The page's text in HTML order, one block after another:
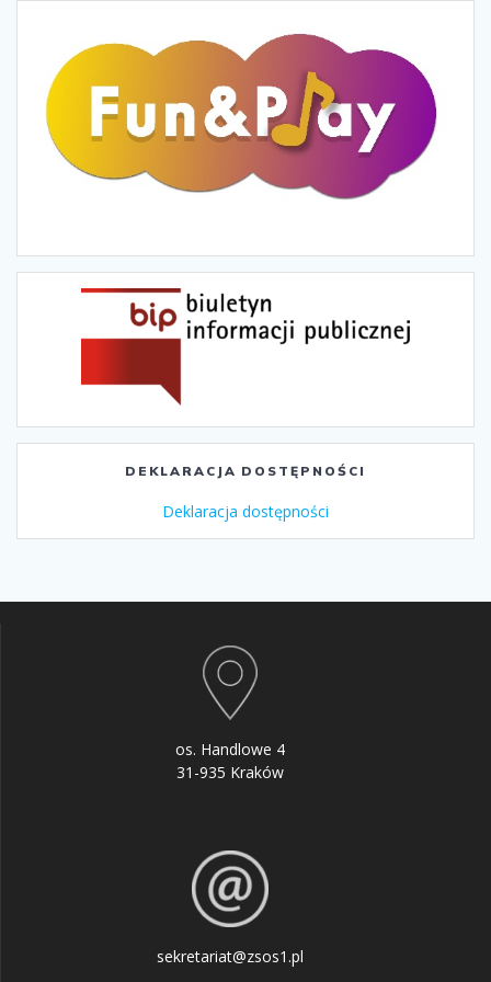
DEKLARACJA DOSTĘPNOŚCI
Deklaracja dostępności
os. Handlowe 4
31-935 Kraków
sekretariat@zsos1.pl